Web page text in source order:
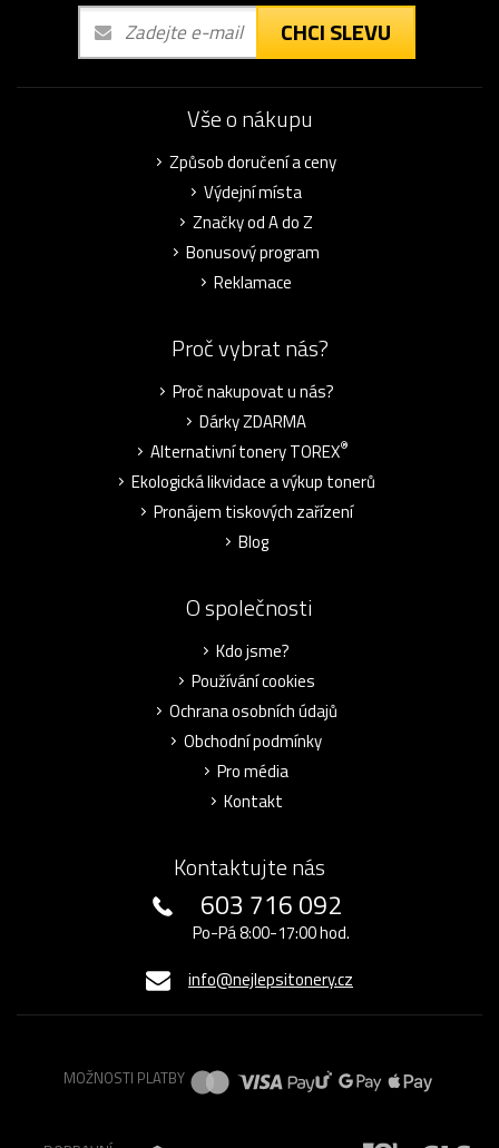
CHCI SLEVU
Vše o nákupu
Způsob doručení a ceny
Výdejní místa
Značky od A do Z
Bonusový program
Reklamace
Proč vybrat nás?
Proč nakupovat u nás?
Dárky ZDARMA
Alternativní tonery TOREX®
Ekologická likvidace a výkup tonerů
Pronájem tiskových zařízení
Blog
O společnosti
Kdo jsme?
Používání cookies
Ochrana osobních údajů
Obchodní podmínky
Pro média
Kontakt
Kontaktujte nás
603 716 092
Po-Pá 8:00-17:00 hod.
info@nejlepsitonery.cz
MOŽNOSTI PLATBY